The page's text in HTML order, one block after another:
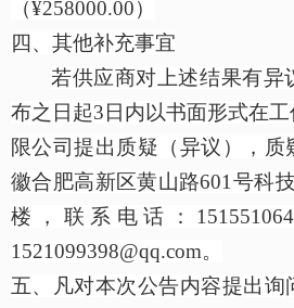
（¥258000.00）
四、其他补充事宜
若供应商对上述结果有异
布之日起3日内以书面形式在
限公司提出质疑（异议），质
徽合肥高新区黄山路601号科
楼，联系电话：
1521099398@qq.com。
五、凡对本次公告内容提出询